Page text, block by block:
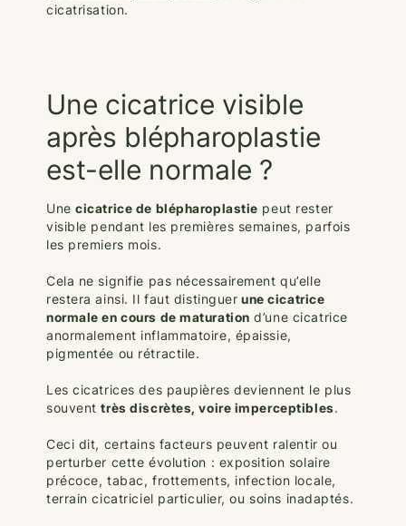
cicatrisation.
Une cicatrice visible
après blépharoplastie
est-elle normale ?
Unecicatrice de blépharoplastie peut rester
visible pendant les premières semaines, parfois
les premiers mois.
Cela ne signifie pas nécessairement qu’elle
restera ainsi. Il faut distinguer une cicatrice
normale en cours de maturation d’une cicatrice
anormalement inflammatoire, épaissie,
pigmentée ou rétractile.
Les cicatrices des paupières deviennent le plus
souventtrès discrètes, voire imperceptibles.
Ceci dit, certains facteurs peuvent ralentir ou
perturber cette évolution : exposition solaire
précoce, tabac, frottements, infection locale,
terrain cicatriciel particulier, ou soins inadaptés.